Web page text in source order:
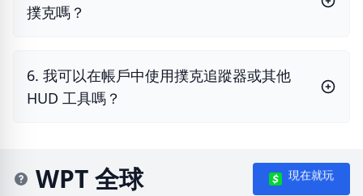
撲克嗎？
6. 我可以在帳戶中使用撲克追蹤器或其他
HUD 工具嗎？
WPT 全球 現在就玩